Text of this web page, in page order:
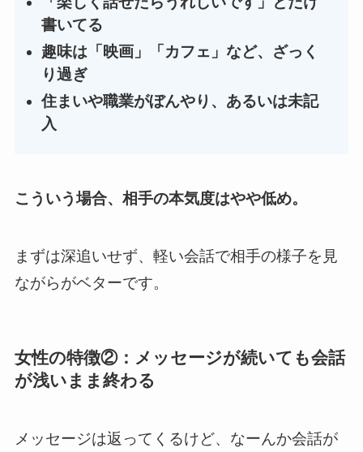
書いてる
趣味は「映画」「カフェ」など、ざっく
り過ぎ
住まいや職業がぼんやり、あるいは未記
入
こういう場合、相手の本気度はやや低め。
まずは深追いせず、軽い会話で相手の様子を見
ながらがベターです。
女性の特徴②：メッセージが続いても会話
が浅いまま終わる
メッセージは返ってくるけど、なーんか会話が